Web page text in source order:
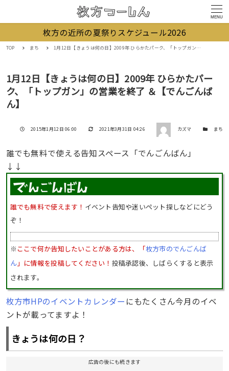
MENU
枚方の近所の夏祭りスケジュール2026
TOP まち 1月12日【きょうは何の日】2009年 ひらかたパーク、「トップガン」の営業を終了 ＆【でんごんばん】
1月12日【きょうは何の日】2009年 ひらかたパー
ク、「トップガン」の営業を終了 ＆【でんごんば
ん】
投稿日
2015年1月12日 06:00 更新日
2021年3月31日 04:26 著者 カズマ カテゴリー
まち
誰でも無料で使える告知スペース「でんごんばん」
↓↓
誰でも無料で使えます！ イベント告知や迷いペット探しなどにどう
ぞ！
※ ここで何か告知したいことがある方は、「枚方市のでんごんば
ん」に情報を投稿してください！ 投稿承認後、しばらくすると表示
されます。
枚方市HPのイベントカレンダー にもたくさん今月のイベ
ントが載ってますよ！
きょうは何の日？
広告の後にも続きます